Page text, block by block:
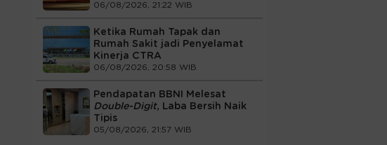
06/08/2026, 21:22 WIB
Ketika Rumah Tapak dan
Rumah Sakit jadi Penyelamat
Kinerja CTRA
06/08/2026, 20:58 WIB
Pendapatan BBNI Melesat
Double-Digit, Laba Bersih Naik
Tipis
05/08/2026, 21:57 WIB